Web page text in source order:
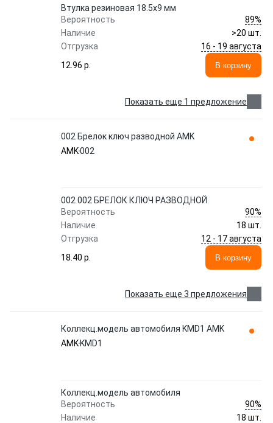
Втулка резиновая 18.5x9 мм
Вероятность
89%
Наличие
>20 шт.
Отгрузка
16 - 19 августа
12.96 p.
В корзину
Показать еще 1 предложение
002 Брелок ключ разводной AMK
AMK002
002 002 БРЕЛОК КЛЮЧ РАЗВОДНОЙ
Вероятность
90%
Наличие
18 шт.
Отгрузка
12 - 17 августа
18.40 p.
В корзину
Показать еще 3 предложения
Коллекц.модель автомобиля KMD1 AMK
AMK KMD1
Коллекц.модель автомобиля
Вероятность
90%
Наличие
18 шт.